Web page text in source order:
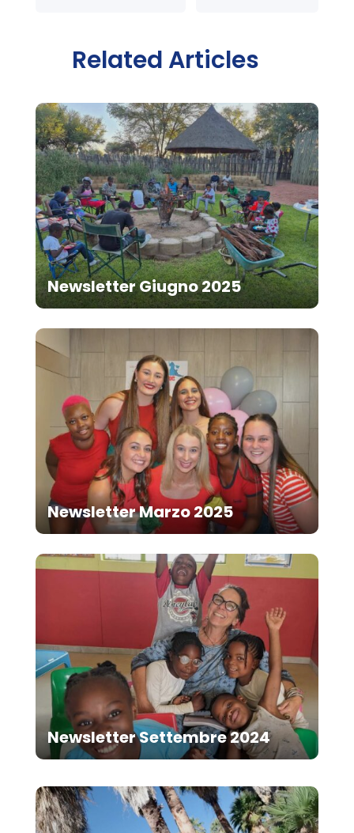
Related Articles
Newsletter Giugno 2025
Newsletter Marzo 2025
Newsletter Settembre 2024